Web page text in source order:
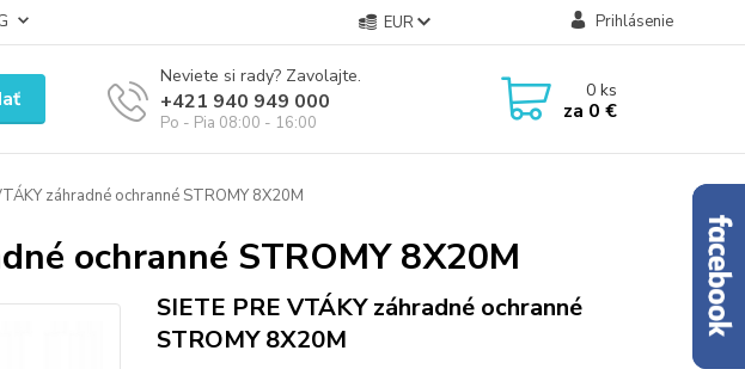
EUR Prihlásenie
Neviete si rady? Zavolajte.
+421 940 949 000
Po - Pia 08:00 - 16:00
0ks
za 0 €
záhradné ochranné STROMY 8X20M
ochranné STROMY 8X20M
SIETE PRE VTÁKY záhradné ochranné
STROMY 8X20M